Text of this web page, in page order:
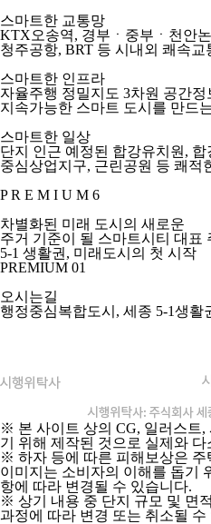
스마트한 교통망
KTX오송역, 경부ㆍ중부ㆍ천안
청주공항, BRT 등 시내외 쾌속교
스마트한 인프라
자율주행 정밀지도 3차원 공간정
지속가능한 스마트 도시를 만드
스마트한 일상
단지 인근 예정된 합강유치원, 합
중심상업지구, 근린공원 등 쾌적
P R E M I U M 6
차별화된 미래 도시의 새로운
주거 기준이 될 스마트시티 대표
5-1 생활권, 미래도시의 첫 시작
PREMIUM 01
오시는길
행정중심복합도시, 세종 5-1생활
※ 본 사이트 상의 CG, 일러스트,
기 위해 제작된 것으로 실제와
※ 하자 등에 따른 피해보상은 주
이미지는 소비자의 이해를 돕기
항에 따라 변경될 수 있습니다.
※ 상기 내용 중 단지 규모 및 면
과정에 따라 변경 또는 취소될 수